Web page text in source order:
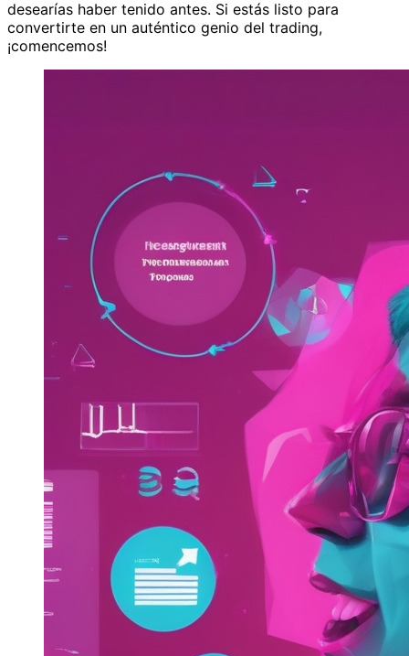
desearías haber tenido antes. Si estás listo para
convertirte en un auténtico genio del trading,
¡comencemos!